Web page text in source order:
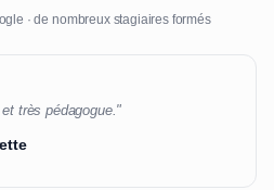
· de nombreux stagiaires formés
très pédagogue."